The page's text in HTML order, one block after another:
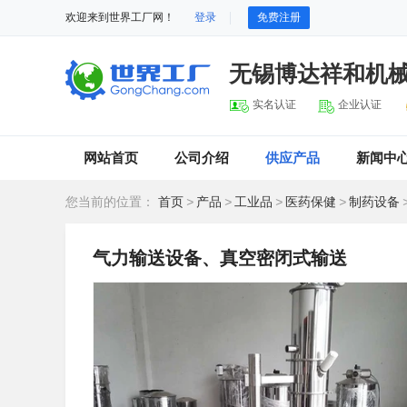
欢迎来到世界工厂网！ 登录 免费注册
无锡博达祥和机
实名认证 企业认证
网站首页 公司介绍 供应产品 新闻中
您当前的位置： 首页 > 产品 > 工业品 > 医药保健 >制药设备
气力输送设备、真空密闭式输送